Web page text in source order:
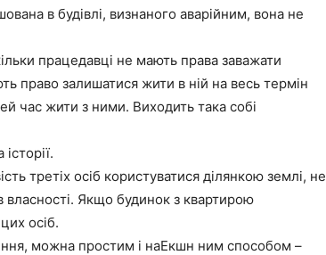
в будівлі, визнаного аварійним, вона не
працедавці не мають права заважати
право залишатися жити в ній на весь термін
час жити з ними. Виходить така собі
третіх осіб користуватися ділянкою землі, не
Якщо будинок з квартирою
осіб.
можна простим і наЕкшн ним способом –